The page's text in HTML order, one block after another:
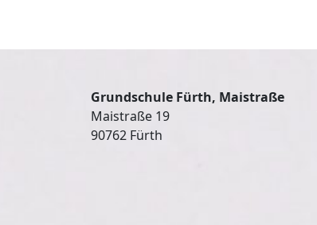
Grundschule Fürth, Maistraße
Maistraße 19
90762 Fürth